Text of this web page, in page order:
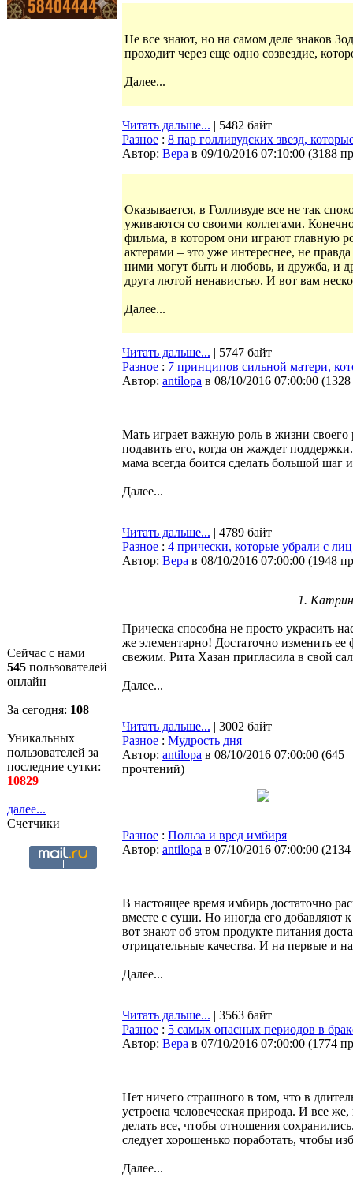
Сейчас с нами
545 пользователей
онлайн
За сегодня: 108
Уникальных
пользователей за
последние сутки:
10829
далее...
Счетчики
Не все знают, но на самом деле знаков
проходит через еще одно созвездие,
Далее...
Читать дальше... | 5482 байт
Разное : 8 пар голливудских звезд,
Автор: Bepa в 09/10/2016 07:10:00 (3188
Оказывается, в Голливуде все не так
уживаются со своими коллегами.
фильма, в котором они играют главную
актерами – это уже интереснее, не
ними могут быть и любовь, и дружба, и
друга лютой ненавистью. И вот вам
Далее...
Читать дальше... | 5747 байт
Разное : 7 принципов сильной матери,
Автор: antilopa в 08/10/2016 07:00:00 (
Мать играет важную роль в жизни
подавить его, когда он жаждет
мама всегда боится сделать большой шаг
Далее...
Читать дальше... | 4789 байт
Разное : 4 прически, которые убрали с
Автор: Bepa в 08/10/2016 07:00:00 (1948
1.
Прическа способна не просто украсить
же элементарно! Достаточно изменить
свежим. Рита Хазан пригласила в свой
Далее...
Читать дальше... | 3002 байт
Разное : Мудрость дня
Автор: antilopa в 08/10/2016 07:00:00 (645
прочтений)
Разное : Польза и вред имбиря
Автор: antilopa в 07/10/2016 07:00:00 (
В настоящее время имбирь достаточно
вместе с суши. Но иногда его
вот знают об этом продукте питания
отрицательные качества. И на первые и
Далее...
Читать дальше... | 3563 байт
Разное : 5 самых опасных периодов в
Автор: Bepa в 07/10/2016 07:00:00 (1774
Нет ничего страшного в том, что в
устроена человеческая природа. И все
делать все, чтобы отношения
следует хорошенько поработать, чтобы
Далее...